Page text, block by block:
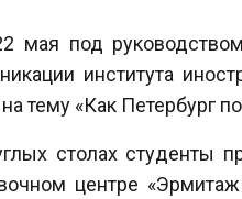
мая под
института
тему «Как Петербург
столах студенты
центре